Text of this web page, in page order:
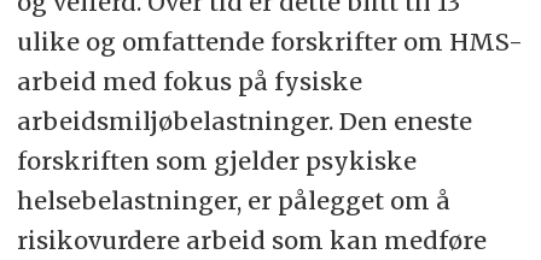
ulike og omfattende forskrifter om HMS-
arbeid med fokus på fysiske
arbeidsmiljøbelastninger. Den eneste
forskriften som gjelder psykiske
helsebelastninger, er pålegget om å
risikovurdere arbeid som kan medføre